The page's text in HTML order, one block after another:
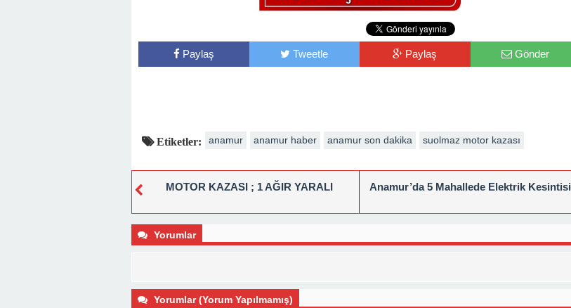
Paylaş Tweetle Paylaş Gönder
Etiketler: anamur anamur haber anamur son dakika suolmaz motor kazası
MOTOR KAZASI ; 1 AĞIR YARALI Anamur’da 5 Mahallede Elektrik Kesintisi
Yorumlar
Yorumlar (Yorum Yapılmamış)